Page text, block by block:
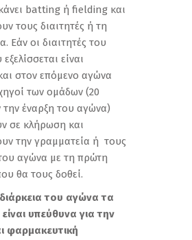
batting ή fielding και
τους διαιτητές ή τη
Εάν οι διαιτητές του
είναι
στον επόμενο αγώνα
των ομάδων (20
την έναρξη του αγώνα)
σε κλήρωση και
την γραμματεία ή τους
αγώνα με τη πρώτη
θα τους δοθεί.
του αγώνα τα
υπεύθυνα για την
φαρμακευτική